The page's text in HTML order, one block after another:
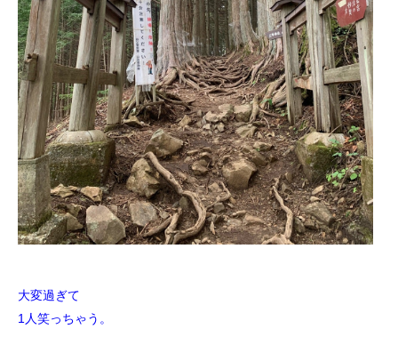
大変過ぎて
1人笑っちゃう。